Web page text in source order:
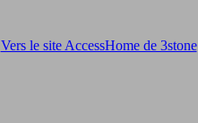
Vers le site AccessHome de 3stone